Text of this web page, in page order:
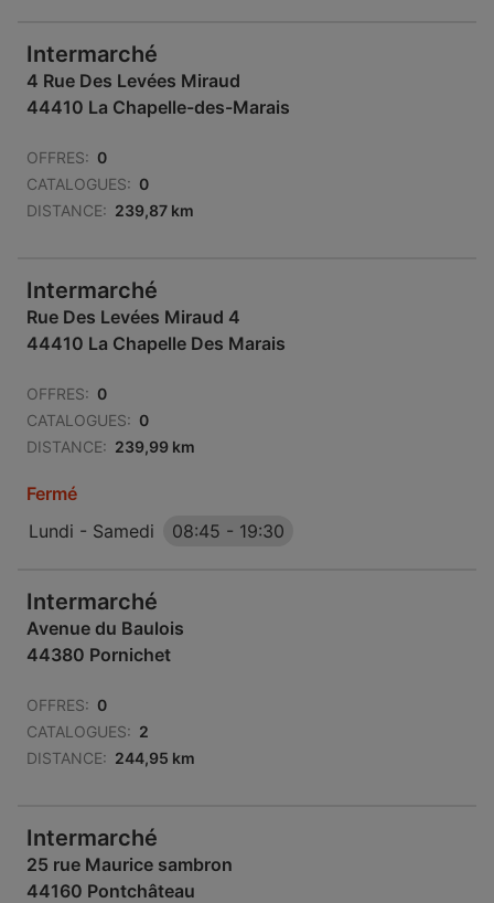
Intermarché
4 Rue Des Levées Miraud
44410 La Chapelle-des-Marais
OFFRES: 0
CATALOGUES: 0
DISTANCE: 239,87 km
Intermarché
Rue Des Levées Miraud 4
44410 La Chapelle Des Marais
OFFRES: 0
CATALOGUES: 0
DISTANCE: 239,99 km
Fermé
Lundi - Samedi
08:45 - 19:30
Intermarché
Avenue du Baulois
44380 Pornichet
OFFRES: 0
CATALOGUES: 2
DISTANCE: 244,95 km
Intermarché
25 rue Maurice sambron
44160 Pontchâteau